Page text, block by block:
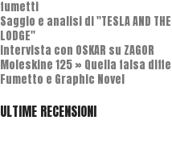
fumetti
Saggio e analisi di "TESLA AND THE
LODGE"
Intervista con OSKAR su ZAGOR
Moleskine 125 » Quella falsa
Fumetto e Graphic Novel
ULTIME RECENSIONI